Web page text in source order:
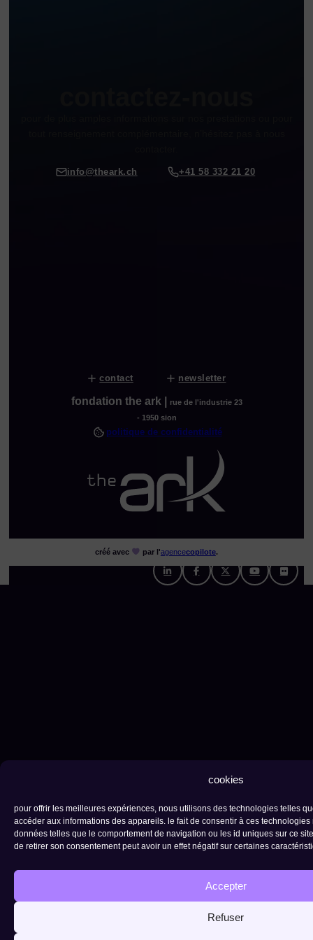
cookies
pour offrir les meilleures expériences, nous utilisons des technologies telles
accéder aux informations des appareils. le fait de consentir à ces
données telles que le comportement de navigation ou les id uniques sur ce
de retirer son consentement peut avoir un effet négatif sur certaines
Accepter
Refuser
info@theark.ch +41 58 332 21 20
contact newsletter
fondation the ark |
rue de l'industrie 23
- 1950 sion
politique de confidentialité
créé avec par l'agencecopilote.